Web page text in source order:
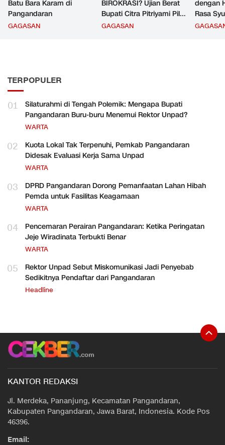
Batu Bara Karam di
Pangandaran
GAGASAN
BIROKRASI? Ujian Berat
Bupati Citra Pitriyami Pilih
Komandan PNS
GAGASAN
dengan
Rasa
TERPOPULER
01
Silaturahmi di Tengah Polemik: Mengapa Bupati
Pangandaran Buru-buru Menemui Rektor Unpad?
WARTA
02
Kuota Lokal Tak Terpenuhi, Pemkab Pangandaran
Didesak Evaluasi Kerja Sama Unpad
WARTA
03
DPRD Pangandaran Dorong Pemanfaatan Lahan Hibah
Pemda untuk Fasilitas Keagamaan
WARTA
04
Pencemaran Perairan Pangandaran: Ketika Peringatan
Jeje Wiradinata Terbukti Benar
WARTA
05
Rektor Unpad Sebut Miskomunikasi Jadi Penyebab
Sedikitnya Pendaftar dari Pangandaran
Headline
KANTOR REDAKSI
Jl. Merdeka, Pananjung, Kecamatan Pangandaran,
Kabupaten Pangandaran, Jawa Barat, Indonesia. Kode Pos
46396.
Email: